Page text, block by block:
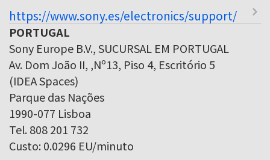
https://www.sony.es/electronics/support/
PORTUGAL
Sony Europe B.V., SUCURSAL EM PORTUGAL
Av. Dom João II, ,Nº13, Piso 4, Escritório 5
(IDEA Spaces)
Parque das Nações
1990-077 Lisboa
Tel. 808 201 732
Custo: 0.0296 EU/minuto